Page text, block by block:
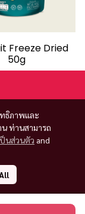
Freeze Dried
50g
ธิภาพและ
ท่านสามารถ
นส่วนตัว and